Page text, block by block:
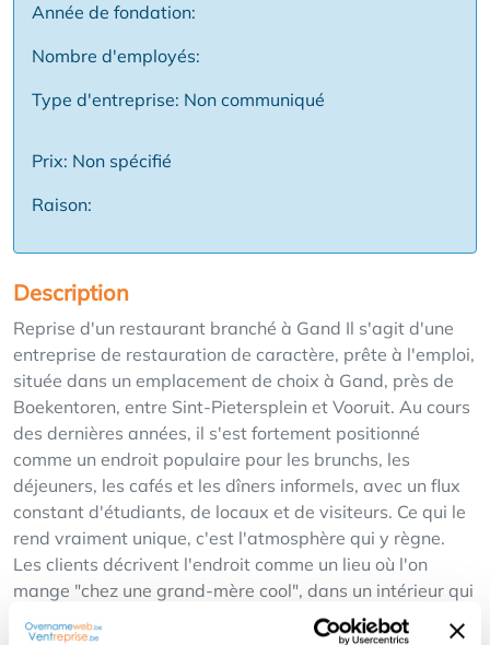
Année de fondation:
Nombre d'employés:
Type d'entreprise: Non communiqué
Prix: Non spécifié
Raison:
Description
Reprise d'un restaurant branché à Gand Il s'agit d'une
entreprise de restauration de caractère, prête à l'emploi,
située dans un emplacement de choix à Gand, près de
Boekentoren, entre Sint-Pietersplein et Vooruit. Au cours
des dernières années, il s'est fortement positionné
comme un endroit populaire pour les brunchs, les
déjeuners, les cafés et les dîners informels, avec un flux
constant d'étudiants, de locaux et de visiteurs. Ce qui le
rend vraiment unique, c'est l'atmosphère qui y règne.
Les clients décrivent l'endroit comme un lieu où l'on
mange "chez une grand-mère cool", dans un intérieur qui
rappelle un salon excentrique des années 1970, et le